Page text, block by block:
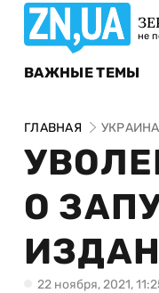
не
ВАЖНЫЕ ТЕМЫ
ГЛАВНАЯ УКРАИНА
О
22 ноября, 2021,